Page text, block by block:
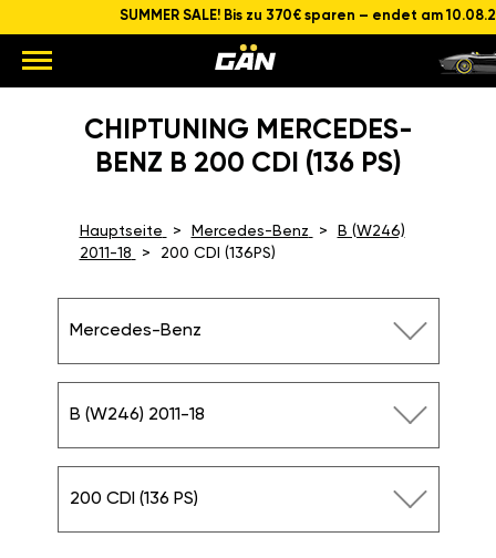
SUMMER SALE! Bis zu 370€ sparen – endet am
CHIPTUNING MERCEDES-
BENZ B 200 CDI (136 PS)
Hauptseite Mercedes-Benz
B (W246)
2011-18
200 CDI (136PS)
Mercedes-Benz
B (W246) 2011-18
200 CDI (136 PS)